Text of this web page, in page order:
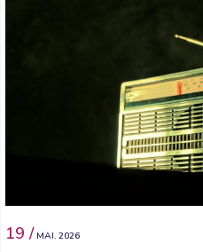
19 / MAI. 2026